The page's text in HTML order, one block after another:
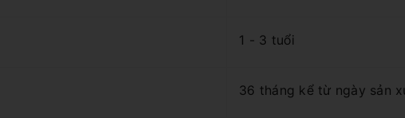
1 - 3 tuổi
36 tháng kể từ ngày sản